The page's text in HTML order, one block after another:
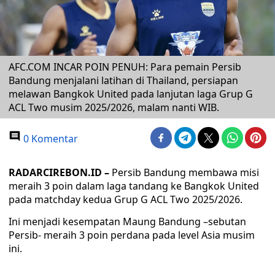
AFC.COM INCAR POIN PENUH: Para pemain Persib
Bandung menjalani latihan di Thailand, persiapan
melawan Bangkok United pada lanjutan laga Grup G
ACL Two musim 2025/2026, malam nanti WIB.
0 Komentar
RADARCIREBON.ID – Persib Bandung membawa misi
meraih 3 poin dalam laga tandang ke Bangkok United
pada matchday kedua Grup G ACL Two 2025/2026.
Ini menjadi kesempatan Maung Bandung –sebutan
Persib- meraih 3 poin perdana pada level Asia musim
ini.